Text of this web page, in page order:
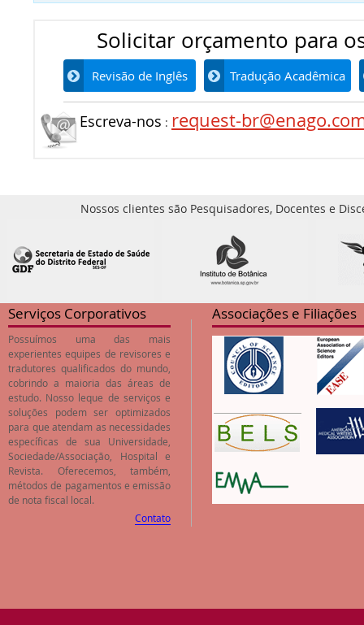
Solicitar orçamento para
Revisão de Inglês Tradução Acadêmica
Escreva-nos : request-
Nossos clientes são Pesquisadores, Docentes e
Serviços Corporativos
Possuímos uma das mais
experientes equipes de revisores e
tradutores qualificados do mundo,
cobrindo a maioria das áreas de
estudo. Nosso leque de serviços e
soluções podem ser optimizados
para que atendam as necessidades
específicas de sua Universidade,
Sociedade/Associação, Hospital e
Revista. Oferecemos, também,
métodos de pagamentos e emissão
de nota fiscal local.
Contato
Associações e Filiações